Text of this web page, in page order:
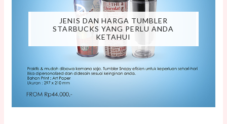
JENIS DAN HARGA TUMBLER
STARBUCKS YANG PERLU ANDA
KETAHUI